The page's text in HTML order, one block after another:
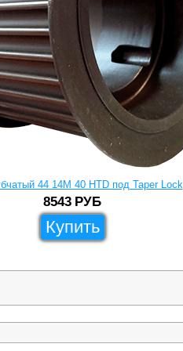
44 14M 40 HTD под Taper Lock
8543 РУБ
Купить